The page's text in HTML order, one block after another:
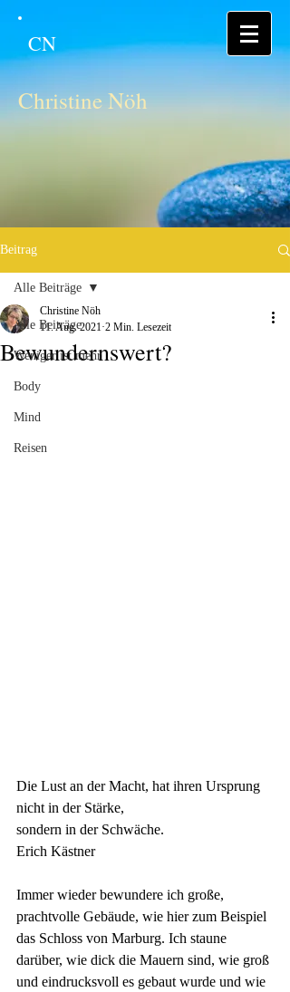
CN
Christine Nöh
Beitrag
Alle Beiträge
Weniger ist mehr
Body
Mind
Reisen
Alle Beiträge
Bewundernswert?
Christine Nöh
11. Aug. 2021 2 Min. Lesezeit
Die Lust an der Macht, hat ihren Ursprung
nicht in der Stärke,
sondern in der Schwäche.
Erich Kästner
Immer wieder bewundere ich große,
prachtvolle Gebäude, wie hier zum Beispiel
das Schloss von Marburg. Ich staune
darüber, wie dick die Mauern sind, wie groß
und eindrucksvoll es gebaut wurde und wie